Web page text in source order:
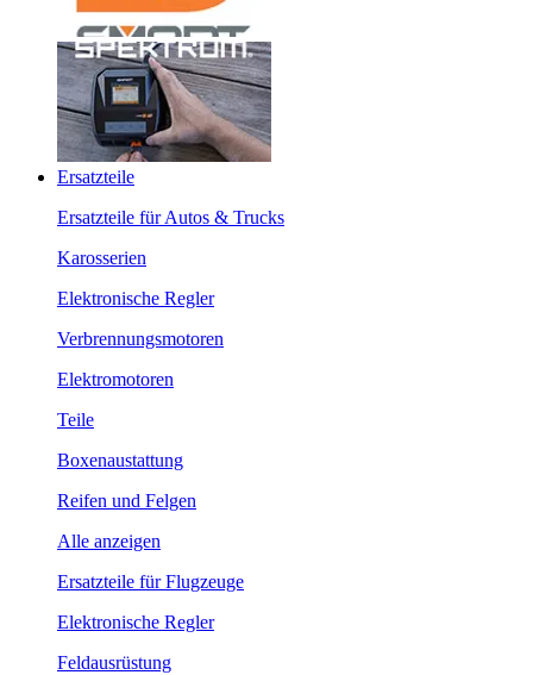
Ersatzteile
Ersatzteile für Autos & Trucks
Karosserien
Elektronische Regler
Verbrennungsmotoren
Elektromotoren
Teile
Boxenaustattung
Reifen und Felgen
Alle anzeigen
Ersatzteile für Flugzeuge
Elektronische Regler
Feldausrüstung